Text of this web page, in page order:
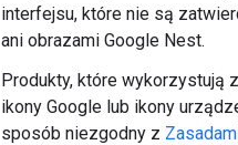
interfejsu, które nie są
ani obrazami Google Nest.
Produkty, które wykorzystują
ikony Google lub ikony
sposób niezgodny z